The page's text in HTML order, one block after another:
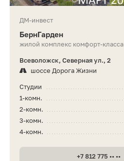
ДМ-инвест
БернГарден
жилой комплекс комфорт-класса
Всеволожск, Северная ул., 2
шоссе Дорога Жизни
Студии
1-комн.
2-комн.
3-комн.
4-комн.
+7 812 775 •• ••